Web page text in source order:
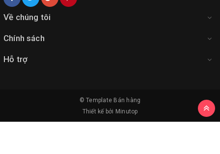
Về chúng tôi
Chính sách
Hỗ trợ
© Template Bán hàng
Thiết kế bởi Minutop